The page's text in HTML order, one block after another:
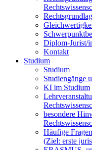
Diplom-Jurist/
Kontakt
Studium
Studium
Studiengänge
KI im Studium
besondere
Häufige
(Ziel: erste